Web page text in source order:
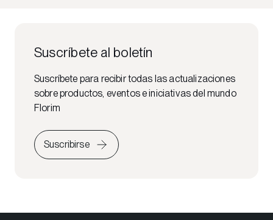
Suscríbete al boletín
Suscríbete para recibir todas las actualizaciones
sobre productos, eventos e iniciativas del mundo
Florim
Suscribirse